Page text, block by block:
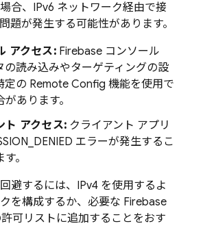
合、IPv6 ネットワーク経由で接
題が発生する可能性があります。
アクセス: Firebaseコンソール
の読み込みやターゲティングの設
定の Remote Config 機能を使用で
あります。
ト アクセス: クライアント アプリ
エラーが発生するこ
。
避するには、IPv4 を使用するよ
を構成するか、必要な Firebase
可リストに追加することをおす